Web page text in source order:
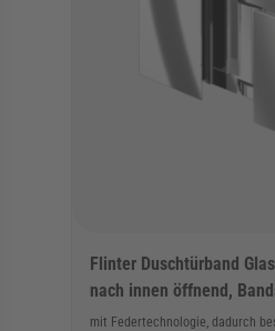
Flinter Duschtürband
nach innen öffnend,
mit Federtechnologie, dadurch